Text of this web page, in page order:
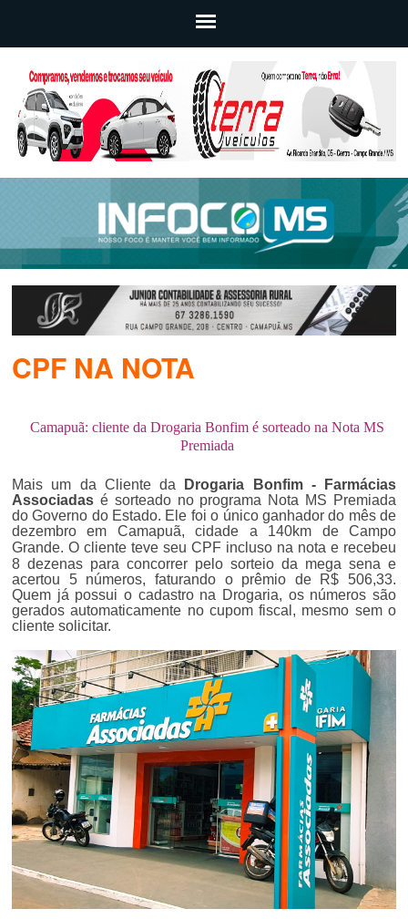
CPF NA NOTA
Camapuã: cliente da Drogaria Bonfim é sorteado na Nota MS
Premiada
Mais um da Cliente da
Drogaria Bonfim - Farmácias
Associadas é sorteado no programa Nota MS Premiada
do Governo do Estado. Ele foi o único ganhador do mês de
dezembroem Camapuã, cidade a 140km de Campo
Grande. O cliente teve seu CPF incluso na nota e recebeu
8 dezenas para concorrer pelo sorteio da mega sena e
acertou 5 números, faturando o prêmio de R$ 506,33.
Quem já possui o cadastro na Drogaria, os números são
gerados automaticamente no cupom fiscal, mesmo sem o
cliente solicitar.